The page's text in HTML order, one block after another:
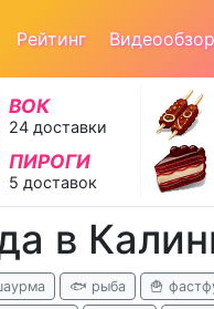
Рейтинг
ВОК
24 доставки
ПИРОГИ
5 доставок
в
🐟 рыба 🍟